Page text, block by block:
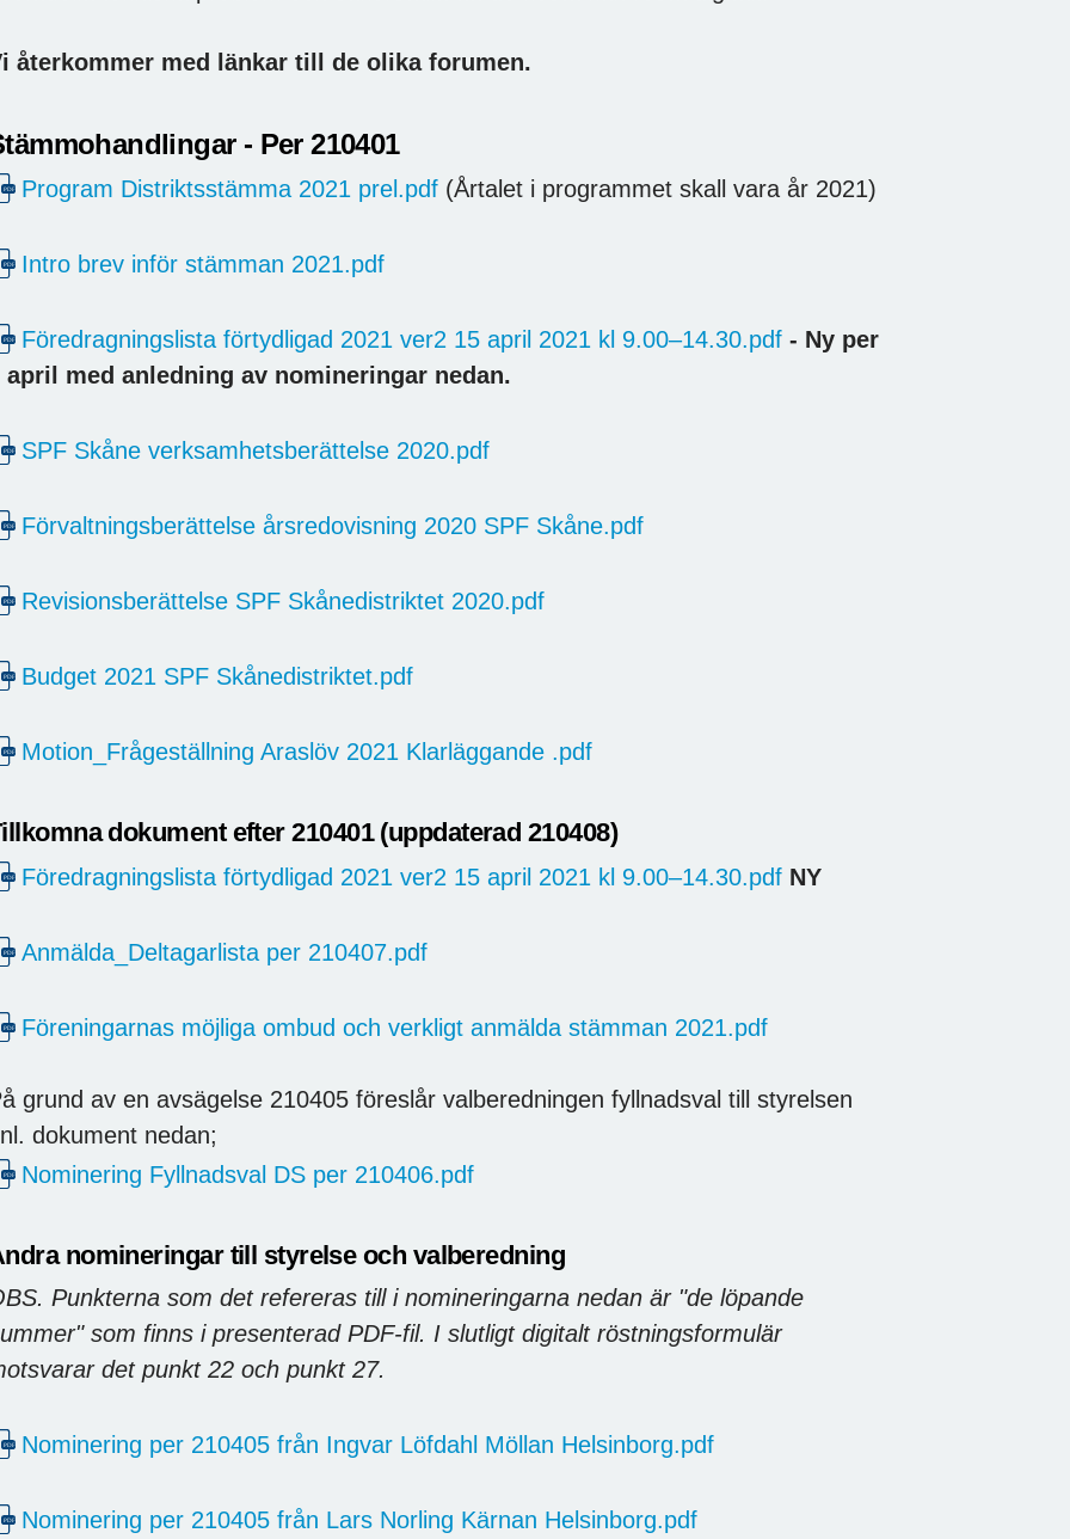
återkommer med länkar till de olika forumen.
- Per 210401
Program Distriktsstämma 2021 prel.pdf (Årtalet i programmet skall vara år 2021)
Intro brev inför stämman 2021.pdf
Föredragningslista förtydligad 2021 ver2 15 april 2021 kl 9.00–14.30.pdf - Ny per
april med anledning av nomineringar nedan.
SPF Skåne verksamhetsberättelse 2020.pdf
Förvaltningsberättelse årsredovisning 2020 SPF Skåne.pdf
Revisionsberättelse SPF Skånedistriktet 2020.pdf
Budget 2021 SPF Skånedistriktet.pdf
Motion_Frågeställning Araslöv 2021 Klarläggande .pdf
dokument efter 210401 (uppdaterad 210408)
Föredragningslista förtydligad 2021 ver2 15 april 2021 kl 9.00–14.30.pdf NY
Anmälda_Deltagarlista per 210407.pdf
Föreningarnas möjliga ombud och verkligt anmälda stämman 2021.pdf
grund av en avsägelse 210405 föreslår valberedningen fyllnadsval till styrelsen
dokument nedan;
Nominering Fyllnadsval DS per 210406.pdf
nomineringar till styrelse och valberedning
Punkterna som det refereras till i nomineringarna nedan är "de löpande
som finns i presenterad PDF-fil. I slutligt digitalt röstningsformulär
det punkt 22 och punkt 27.
Nominering per 210405 från Ingvar Löfdahl Möllan Helsinborg.pdf
Nominering per 210405 från Lars Norling Kärnan Helsinborg.pdf